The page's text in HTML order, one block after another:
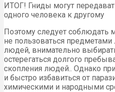
ИТОГ! Гниды могут
одного человека к другому
Поэтому следует соблюдать
не пользоваться предметами
людей, внимательно
остерегаться долгого
скопления людей.. Однако
и быстро избавиться от
химическими и народными